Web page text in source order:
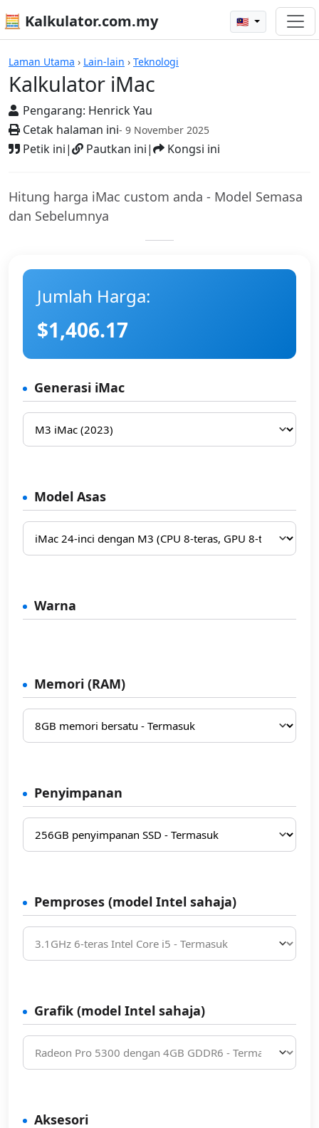
🧮 Kalkulator.com.my 🇲🇾
Laman Utama › Lain-lain › Teknologi
Kalkulator iMac
Pengarang: Henrick Yau
Cetak halaman ini- 9 November 2025
Petik ini| Pautkan ini| Kongsi ini
Kalkulator
Hitung harga iMac custom anda - Model Semasa
dan Sebelumnya
Jumlah Harga:
$1,406.17
Generasi iMac
Model Asas
Warna
Memori (RAM)
Penyimpanan
Pemproses (model Intel sahaja)
Grafik (model Intel sahaja)
Aksesori